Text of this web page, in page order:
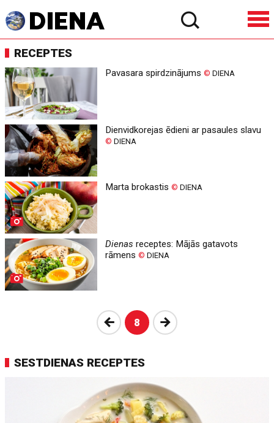
RECEPTES
Pavasara spirdzinājums© DIENA
Dienvidkorejas ēdieni ar pasaules slavu
© DIENA
Marta brokastis© DIENA
Dienas receptes: Mājās gatavots
rāmens© DIENA
Atpakaļ
8 Nākošā
SESTDIENAS RECEPTES